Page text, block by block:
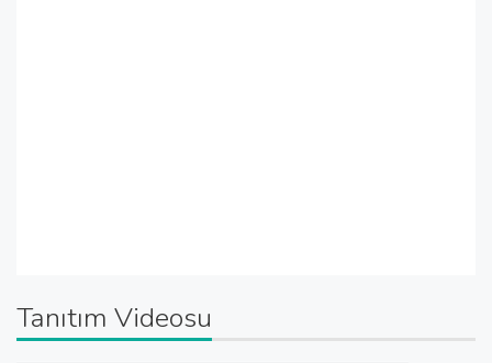
Tanıtım Videosu